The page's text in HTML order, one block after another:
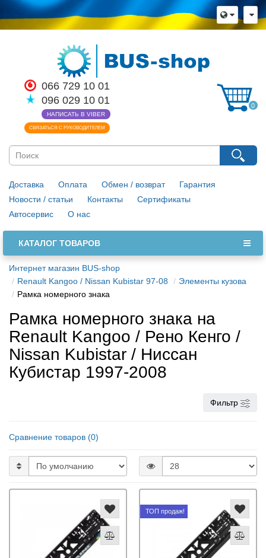
066 729 10 01
096 029 10 01
НАПИСАТЬ В VIBER
СВЯЗАТЬСЯ С РУКОВОДИТЕЛЕМ
0
Доставка Оплата Обмен / возврат
Гарантия
Новости / статьи
Контакты
Сертификаты
Автосервис
О нас
КАТАЛОГ ТОВАРОВ
Интернет магазин BUS-shop
Renault Kangoo / Nissan Kubistar 97-08
Элементы кузова
Рамка номерного знака
Рамка номерного знака на
Renault Kangoo / Рено Кенго /
Nissan Kubistar / Ниссан
Кубистар 1997-2008
Фильтр
Сравнение товаров (0)
ТОП продаж!